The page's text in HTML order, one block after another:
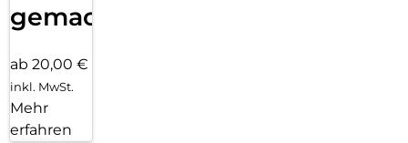
gemacht!
ab 20,00 €
inkl. MwSt.
Mehr
erfahren